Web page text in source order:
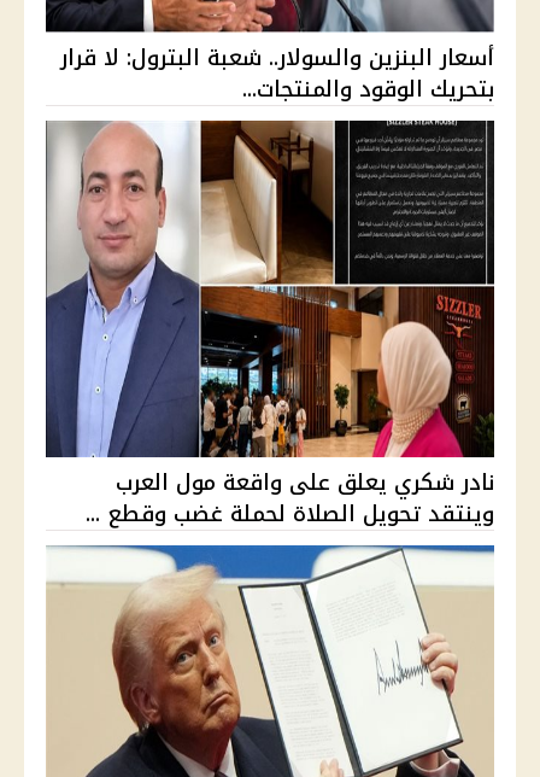
أسعار البنزين والسولار.. شعبة البترول: لا قرار
بتحريك الوقود والمنتجات...
نادر شكري يعلق على واقعة مول العرب
وينتقد تحويل الصلاة لحملة غضب وقطع ...